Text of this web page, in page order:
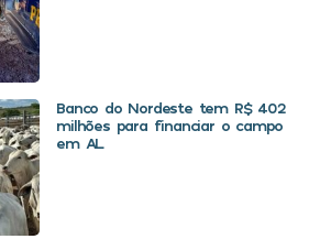
Banco do Nordeste tem R$ 402
milhões para financiar o campo
em AL